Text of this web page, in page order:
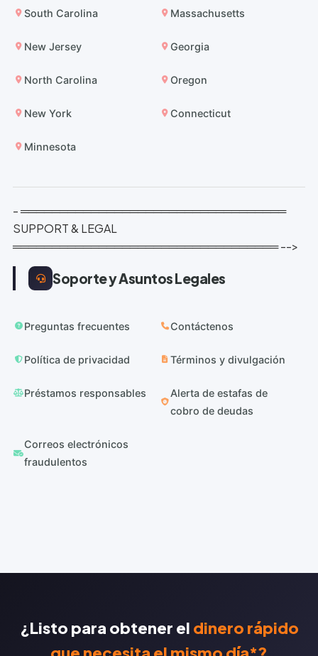
South Carolina Massachusetts
New Jersey Georgia
North Carolina Oregon
New York Connecticut
Minnesota
- ══════════════════════════════════
SUPPORT & LEGAL
══════════════════════════════════ -->
Soporte y Asuntos Legales
Preguntas frecuentes Contáctenos
Política de privacidad Términos y divulgación
Préstamos responsables
Alerta de estafas de
cobro de deudas
Correos electrónicos
fraudulentos
¿Listo para obtener el dinero rápido